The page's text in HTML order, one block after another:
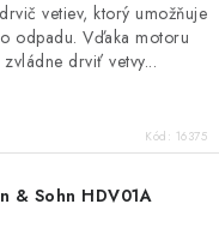
vetiev, ktorý umožňuje
odpadu. Vďaka motoru
drviť vetvy...
Kód: 16375
& Sohn HDV01A